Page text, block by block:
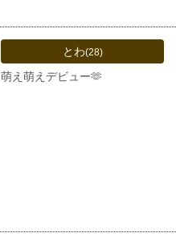
とわ(28)
萌え萌えデビュー🫶